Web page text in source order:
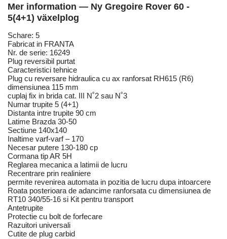
Mer information — Ny Gregoire Rover 60 -
5(4+1) växelplog
Schare: 5
Fabricat in FRANTA
Nr. de serie: 16249
Plug reversibil purtat
Caracteristici tehnice
Plug cu reversare hidraulica cu ax ranforsat RH615 (R6)
dimensiunea 115 mm
cuplaj fix in brida cat. III N˚2 sau N˚3
Numar trupite 5 (4+1)
Distanta intre trupite 90 cm
Latime Brazda 30-50
Sectiune 140x140
Inaltime varf-varf – 170
Necesar putere 130-180 cp
Cormana tip AR 5H
Reglarea mecanica a latimii de lucru
Recentrare prin realiniere
permite revenirea automata in pozitia de lucru dupa intoarcere
Roata posterioara de adancime ranforsata cu dimensiunea de
RT10 340/55-16 si Kit pentru transport
Antetrupite
Protectie cu bolt de forfecare
Razuitori universali
Cutite de plug carbid